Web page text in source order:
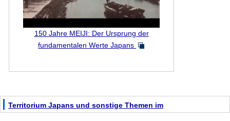
150 Jahre MEIJI: Der Ursprung der
fundamentalen Werte Japans
Territorium Japans und sonstige Themen im